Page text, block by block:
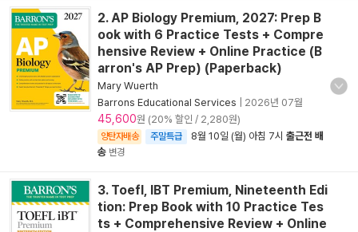
2. AP Biology Premium, 2027: Prep B
ook with 6 Practice Tests + Compre
hensive Review + Online Practice (B
arron's AP Prep) (Paperback)
Mary Wuerth
Barrons Educational Services
2026년 07월
45,600원 (20% 할인 / 2,280원)
양탄자배송 주말특급 8월 10일 (월) 아침 7시 출근전 배
송 변경
3. Toefl, IBT Premium, Nineteenth Edi
tion: Prep Book with 10 Practice Tes
ts + Comprehensive Review + Online